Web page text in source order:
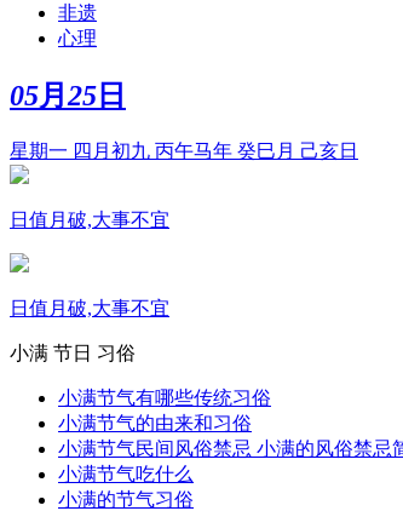
非遗
心理
05月 25 日
星期一 四月初九 丙午马年 癸巳月 己亥日
日值月破,大事不宜
日值月破,大事不宜
小满 节日 习俗
小满节气有哪些传统习俗
小满节气的由来和习俗
小满节气民间风俗禁忌 小满的风俗禁忌
小满节气吃什么
小满的节气习俗